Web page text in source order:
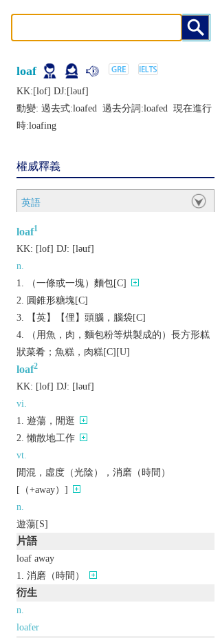
loaf
KK:[lof] DJ:[lǝuf]
動變: 過去式:loafed 過去分詞:loafed 現在進行
時:loafing
權威釋義
英語
loaf1
KK: [lof] DJ: [lǝuf]
n.
（一條或一塊）麵包[C]
圓錐形糖塊[C]
【英】【俚】頭腦，腦袋[C]
（用魚，肉，麵包粉等烘製成的）長方形糕
狀菜肴；魚糕，肉糕[C][U]
loaf2
KK: [lof] DJ: [lǝuf]
vi.
遊蕩，閒逛
懶散地工作
vt.
閒混，虛度（光陰），消磨（時間）
[（+away）]
n.
遊蕩[S]
片語
loaf away
消磨（時間）
衍生
n.
loafer